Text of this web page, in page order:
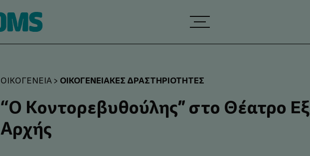
ΟΙΚΟΓΈΝΕΙΑ> ΟΙΚΟΓΕΝΕΙΑΚΈΣ ΔΡΑΣΤΗΡΙΌΤΗΤΕΣ
“Ο Κοντορεβυθούλης” στο Θέατρο Εξ
Αρχής